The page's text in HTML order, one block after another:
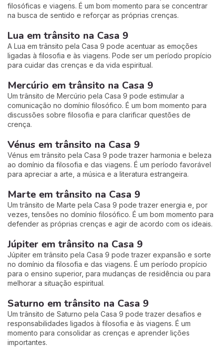
filosóficas e viagens. É um bom momento para se concentrar
na busca de sentido e reforçar as próprias crenças.
Lua em trânsito na Casa 9
A Lua em trânsito pela Casa 9 pode acentuar as emoções
ligadas à filosofia e às viagens. Pode ser um período propício
para cuidar das crenças e da vida espiritual.
Mercúrio em trânsito na Casa 9
Um trânsito de Mercúrio pela Casa 9 pode estimular a
comunicação no domínio filosófico. É um bom momento para
discussões sobre filosofia e para clarificar questões de
crença.
Vénus em trânsito na Casa 9
Vénus em trânsito pela Casa 9 pode trazer harmonia e beleza
ao domínio da filosofia e das viagens. É um período favorável
para apreciar a arte, a música e a literatura estrangeira.
Marte em trânsito na Casa 9
Um trânsito de Marte pela Casa 9 pode trazer energia e, por
vezes, tensões no domínio filosófico. É um bom momento para
defender as próprias crenças e agir de acordo com os ideais.
Júpiter em trânsito na Casa 9
Júpiter em trânsito pela Casa 9 pode trazer expansão e sorte
no domínio da filosofia e das viagens. É um período propício
para o ensino superior, para mudanças de residência ou para
melhorar a situação espiritual.
Saturno em trânsito na Casa 9
Um trânsito de Saturno pela Casa 9 pode trazer desafios e
responsabilidades ligados à filosofia e às viagens. É um
momento para consolidar as crenças e aprender lições
importantes.